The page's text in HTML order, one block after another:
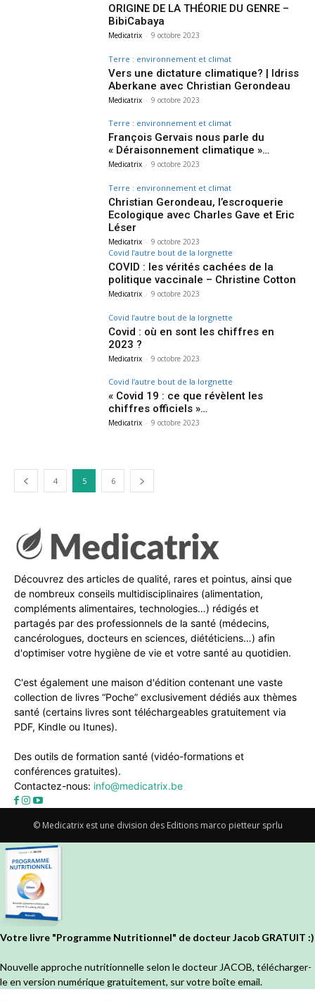
ORIGINE DE LA THÉORIE DU GENRE –
BibiCabaya
Medicatrix - 9 octobre 2023
Terre : environnement et climat
Vers une dictature climatique? | Idriss
Aberkane avec Christian Gerondeau
Medicatrix - 9 octobre 2023
Terre : environnement et climat
François Gervais nous parle du
« Déraisonnement climatique »…
Medicatrix - 9 octobre 2023
Terre : environnement et climat
Christian Gerondeau, l’escroquerie
Ecologique avec Charles Gave et Eric
Léser
Medicatrix - 9 octobre 2023
Covid l’autre bout de la lorgnette
COVID : les vérités cachées de la
politique vaccinale – Christine Cotton
Medicatrix - 9 octobre 2023
Covid l’autre bout de la lorgnette
Covid : où en sont les chiffres en
2023 ?
Medicatrix - 9 octobre 2023
Covid l’autre bout de la lorgnette
« Covid 19 : ce que révèlent les
chiffres officiels »…
Medicatrix - 9 octobre 2023
4 5 6
Découvrez des articles de qualité, rares et pointus, ainsi que
de nombreux conseils multidisciplinaires (alimentation,
compléments alimentaires, technologies…) rédigés et
partagés par des professionnels de la santé (médecins,
cancérologues, docteurs en sciences, diététiciens…) afin
d'optimiser votre hygiène de vie et votre santé au quotidien.
C'est également une maison d'édition contenant une vaste
collection de livres “Poche” exclusivement dédiés aux thèmes
santé (certains livres sont téléchargeables gratuitement via
PDF, Kindle ou Itunes).
Des outils de formation santé (vidéo-formations et
conférences gratuites).
Contactez-nous: info@medicatrix.be
© Medicatrix est une division des Editions marco pietteur sprlu
Votre livre "Programme Nutritionnel" de docteur Jacob GRATUIT :)
Nouvelle approche nutritionnelle selon le docteur JACOB, télécharger-
le en version numérique gratuitement, sur votre boîte email.